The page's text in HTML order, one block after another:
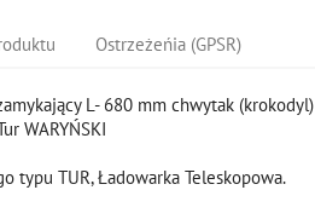
Ostrzeżeńia (GPSR)
L- 680 mm chwytak (krokodyl)
WARYŃSKI
typu TUR, Ładowarka Teleskopowa.